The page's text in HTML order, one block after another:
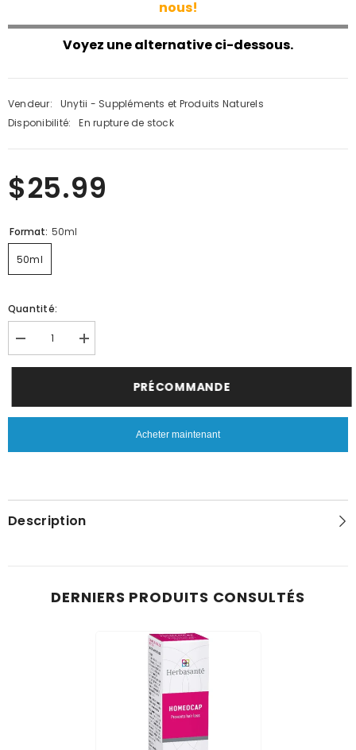
nous!
Voyez une alternative ci-dessous.
Vendeur:
Unytii - Suppléments et Produits Naturels
Disponibilité:
En rupture de stock
$25.99
Format: 50ml
50ml
Quantité:
Diminuer
la
quantité
Augmenter
la
quantité
PRÉCOMMANDE
Acheter maintenant
Description
DERNIERS PRODUITS CONSULTÉS